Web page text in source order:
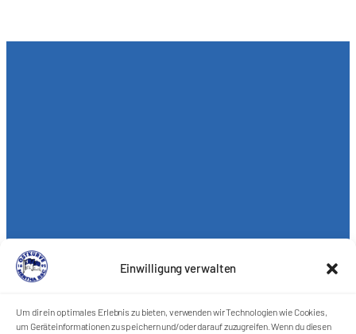
Einwilligung verwalten
Um dir ein optimales Erlebnis zu bieten, verwenden wir Technologien wie Cookies,
um Geräteinformationen zu speichern und/oder darauf zuzugreifen. Wenn du diesen